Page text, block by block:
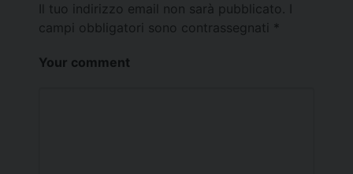
Il tuo indirizzo email non sarà pubblicato.
campi obbligatori sono contrassegnati *
Your comment